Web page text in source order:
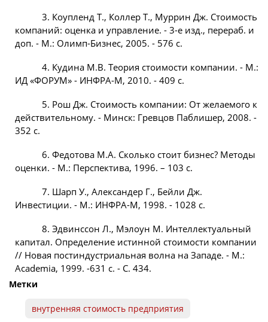
3. Коупленд Т., Коллер Т., Муррин Дж. Стоимость
компаний: оценка и управление. - 3-е изд., перераб. и
доп. - М.: Олимп-Бизнес, 2005. - 576 с.
4. Кудина М.В. Теория стоимости компании. - М.:
ИД «ФОРУМ» - ИНФРА-М, 2010. - 409 с.
5. Рош Дж. Стоимость компании: От желаемого к
действительному. - Минск: Гревцов Паблишер, 2008. -
352 с.
6. Федотова М.А. Сколько стоит бизнес? Методы
оценки. - М.: Перспектива, 1996. – 103 с.
7. Шарп У., Александер Г., Бейли Дж.
Инвестиции. - М.: ИНФРА-М, 1998. - 1028 с.
8. Эдвинссон Л., Мэлоун М. Интеллектуальный
капитал. Определение истинной стоимости компании
// Новая постиндустриальная волна на Западе. - М.:
Academia, 1999. -631 с. - С. 434.
Метки
внутренняя стоимость предприятия